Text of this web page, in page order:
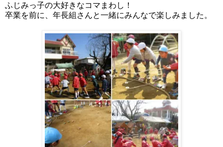
ふじみっ子の大好きなコマまわし！
卒業を前に、年長組さんと一緒にみんなで楽しみました。